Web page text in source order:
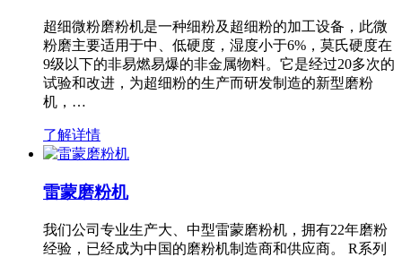
超细微粉磨粉机是一种细粉及超细粉的加工设备，此微
粉磨主要适用于中、低硬度，湿度小于6%，莫氏硬度在
9级以下的非易燃易爆的非金属物料。它是经过20多次的
试验和改进，为超细粉的生产而研发制造的新型磨粉
机，…
了解详情
雷蒙磨粉机
我们公司专业生产大、中型雷蒙磨粉机，拥有22年磨粉
经验，已经成为中国的磨粉机制造商和供应商。 R系列